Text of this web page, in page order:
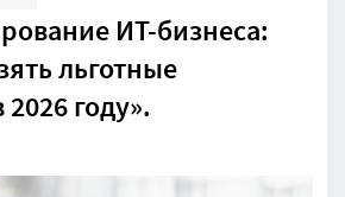
ИТ-бизнеса:
льготные
году».